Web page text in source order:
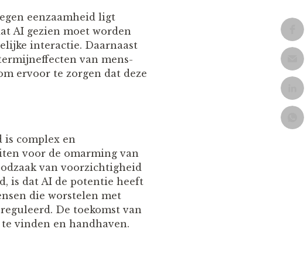
eenzaamheid ligt
AI gezien moet worden
interactie. Daarnaast
van mens-
ervoor te zorgen dat deze
is complex en
voor de omarming van
van voorzichtigheid
is dat AI de potentie heeft
die worstelen met
De toekomst van
vinden en handhaven.